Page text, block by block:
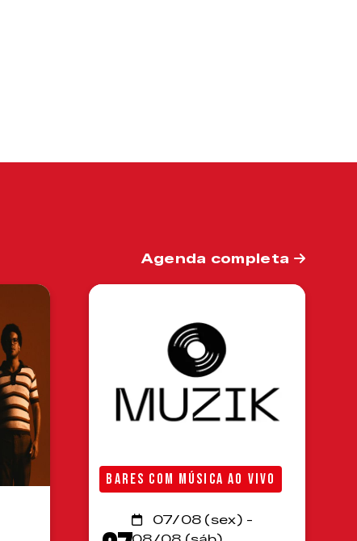
Agenda completa
BARES COM MÚSICA AO VIVO
07/08 (sex) -